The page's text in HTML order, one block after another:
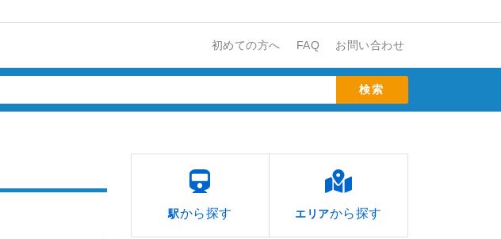
初めての方へ FAQ お問い合わせ
駅から探す エリアから探す